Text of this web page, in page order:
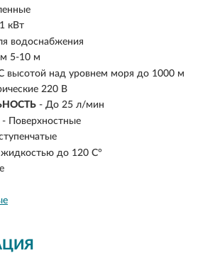
кВт
водоснабжения
5-10 м
высотой над уровнем моря до 1000 м
220 В
- До 25 л/мин
- Поверхностные
до 120 С°